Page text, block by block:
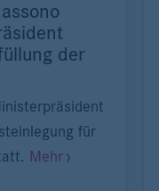
der
für
Mehr